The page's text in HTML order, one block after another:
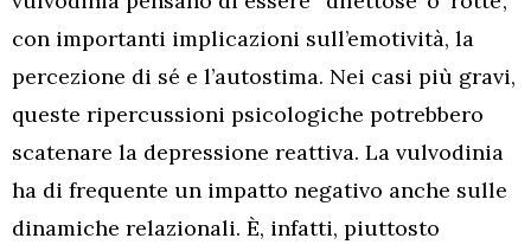
con importanti implicazioni sull’emotività, la
percezione di sé e l’autostima. Nei casi più gravi,
queste ripercussioni psicologiche potrebbero
scatenare la depressione reattiva. La vulvodinia
ha di frequente un impatto negativo anche sulle
dinamiche relazionali. È, infatti, piuttosto